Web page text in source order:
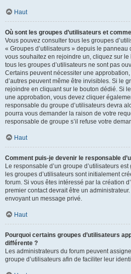
Haut
Où sont les groupes d’utilisateurs et
Vous pouvez consulter tous les groupes
« Groupes d’utilisateurs » depuis le panneau
vous souhaitez en rejoindre un, cliquez sur
tous les groupes d’utilisateurs ne sont pas
Certains peuvent nécessiter une
d’autres peuvent même être invisibles. Si le
rejoindre en cliquant sur le bouton dédié. Si
une approbation, vous devez cliquer
responsable du groupe d’utilisateurs devra
pourra vous demander la raison de votre
responsable de groupe s’il refuse votre
Haut
Comment puis-je devenir le responsable
Le responsable d’un groupe d’utilisateurs
les groupes d’utilisateurs sont initialement
forum. Si vous êtes intéressé par la création
premier contact devrait être un
envoyant un message privé.
Haut
Pourquoi certains groupes d’utilisateurs
différente ?
Les administrateurs du forum peuvent
groupe d’utilisateurs afin de faciliter leur